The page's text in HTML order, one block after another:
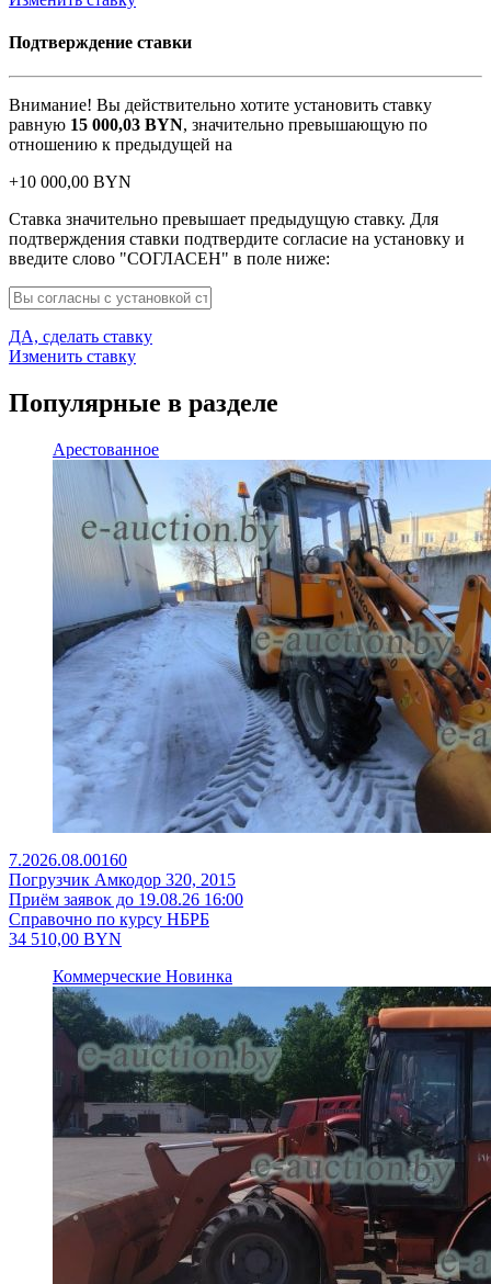
Подтверждение ставки
Внимание! Вы действительно хотите установить ставку
равную 15 000,03 BYN, значительно превышающую по
отношению к предыдущей на
+10 000,00 BYN
Ставка значительно превышает предыдущую ставку. Для
подтверждения ставки подтвердите согласие на установку и
введите слово "СОГЛАСЕН" в поле ниже:
ДА, сделать ставку
Изменить ставку
Популярные в разделе
Арестованное
7.2026.08.00160
Погрузчик Амкодор 320, 2015
Приём заявок до 19.08.26 16:00
Справочно по курсу НБРБ
34 510,00 BYN
Коммерческие Новинка